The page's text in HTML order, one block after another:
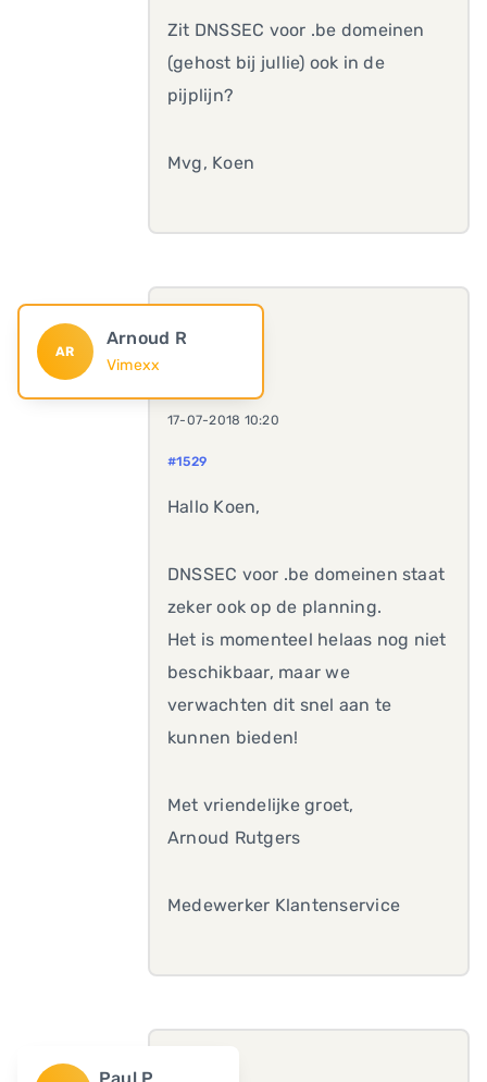
Zit DNSSEC voor .be domeinen
(gehost bij jullie) ook in de
pijplijn?
Mvg, Koen
AR
Arnoud R
Vimexx
17-07-2018 10:20
#1529
Hallo Koen,
DNSSEC voor .be domeinen staat
zeker ook op de planning.
Het is momenteel helaas nog niet
beschikbaar, maar we
verwachten dit snel aan te
kunnen bieden!
Met vriendelijke groet,
Arnoud Rutgers
Medewerker Klantenservice